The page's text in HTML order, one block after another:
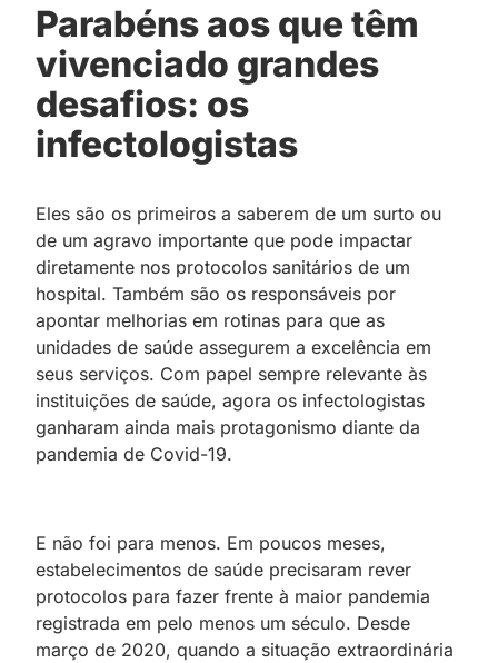
Parabéns aos que têm
vivenciado grandes
desafios: os
infectologistas
Eles são os primeiros a saberem de um surto ou
de um agravo importante que pode impactar
diretamente nos protocolos sanitários de um
hospital. Também são os responsáveis por
apontar melhorias em rotinas para que as
unidades de saúde assegurem a excelência em
seus serviços. Com papel sempre relevante às
instituições de saúde, agora os infectologistas
ganharam ainda mais protagonismo diante da
pandemia de Covid-19.
E não foi para menos. Em poucos meses,
estabelecimentos de saúde precisaram rever
protocolos para fazer frente à maior pandemia
registrada em pelo menos um século. Desde
março de 2020, quando a situação extraordinária